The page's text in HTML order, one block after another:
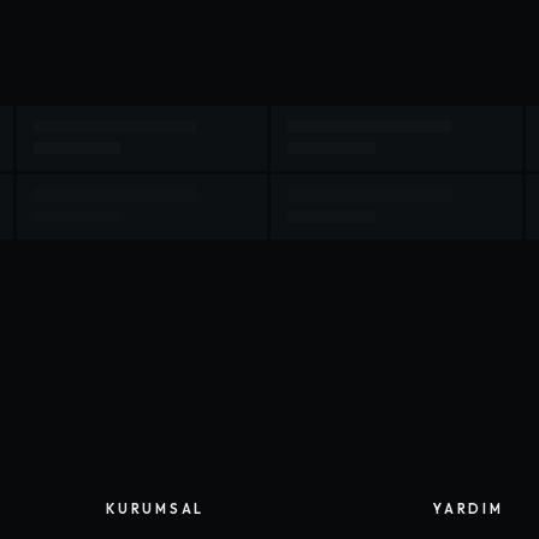
KURUMSAL YARDIM